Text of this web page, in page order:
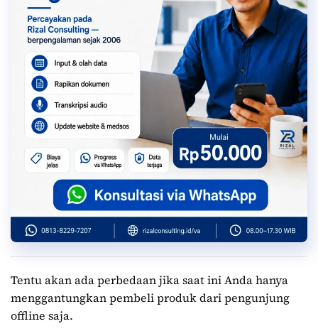
Tentu akan ada perbedaan jika saat ini Anda hanya
menggantungkan pembeli produk dari pengunjung
offline saja.